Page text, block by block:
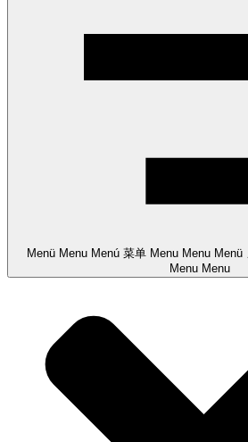
Menü Menu Menú 菜单 Menu Menu Menü
Menu Menu